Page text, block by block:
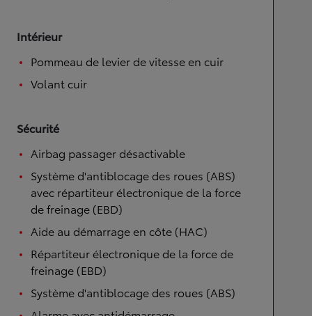
Intérieur
Pommeau de levier de vitesse en cuir
Volant cuir
Sécurité
Airbag passager désactivable
Système d'antiblocage des roues (ABS)
avec répartiteur électronique de la force
de freinage (EBD)
Aide au démarrage en côte (HAC)
Répartiteur électronique de la force de
freinage (EBD)
Système d'antiblocage des roues (ABS)